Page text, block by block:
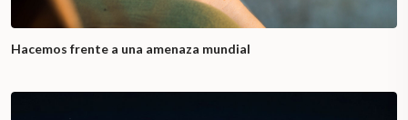
Hacemos frente a una amenaza mundial